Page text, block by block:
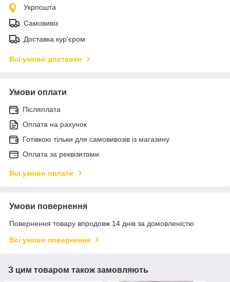
Укрпошта
Самовивіз
Доставка кур'єром
Всі умови доставки
Умови оплати
Післяплата
Оплата на рахунок
Готівкою тільки для самовивозів із магазину
Оплата за реквізитами
Всі умови оплати
Умови повернення
Повернення товару впродовж 14 днів за домовленістю
Всі умови повернення
З цим товаром також замовляють